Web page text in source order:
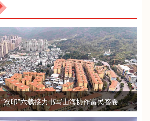
寮印”六载接力书写山海协作富民答卷